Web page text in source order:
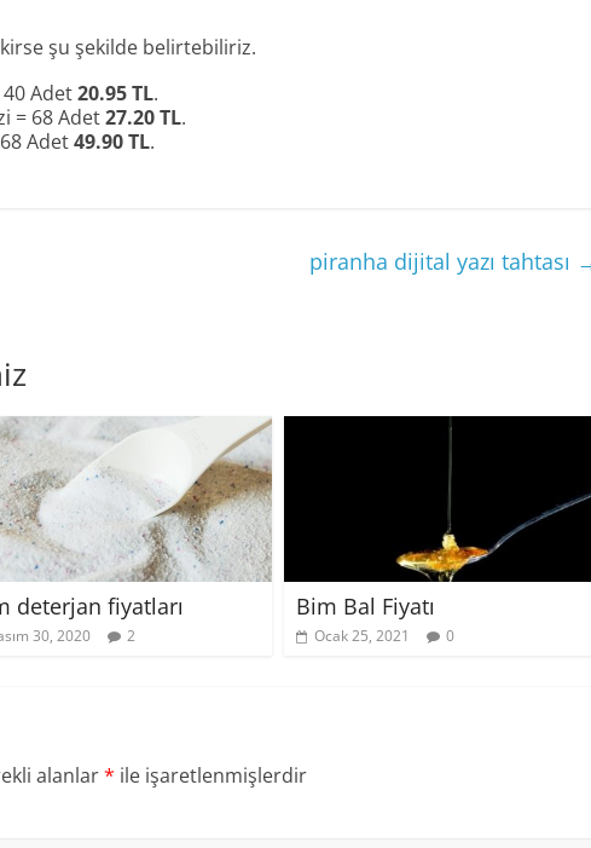
şu şekilde belirtebiliriz.
Adet20.95 TL.
= 68 Adet27.20 TL.
Adet49.90 TL.
piranha dijital yazı tahtası
deterjan fiyatları
30, 2020 2
Bim Bal Fiyatı
Ocak 25, 2021 0
alanlar* ile işaretlenmişlerdir